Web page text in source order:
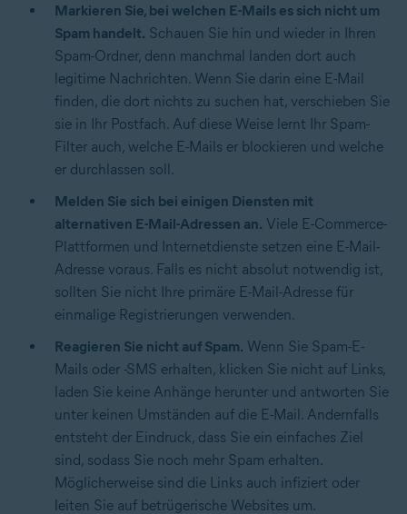
Markieren Sie, bei welchen E-Mails es sich nicht um
Spam handelt. Schauen Sie hin und wieder in Ihren
Spam-Ordner, denn manchmal landen dort auch
legitime Nachrichten. Wenn Sie darin eine E-Mail
finden, die dort nichts zu suchen hat, verschieben Sie
sie in Ihr Postfach. Auf diese Weise lernt Ihr Spam-
Filter auch, welche E-Mails er blockieren und welche
er durchlassen soll.
Melden Sie sich bei einigen Diensten mit
alternativen E-Mail-Adressen an. Viele E-Commerce-
Plattformen und Internetdienste setzen eine E-Mail-
Adresse voraus. Falls es nicht absolut notwendig ist,
sollten Sie nicht Ihre primäre E-Mail-Adresse für
einmalige Registrierungen verwenden.
Reagieren Sie nicht auf Spam. Wenn Sie Spam-E-
Mails oder -SMS erhalten, klicken Sie nicht auf Links,
laden Sie keine Anhänge herunter und antworten Sie
unter keinen Umständen auf die E-Mail. Andernfalls
entsteht der Eindruck, dass Sie ein einfaches Ziel
sind, sodass Sie noch mehr Spam erhalten.
Möglicherweise sind die Links auch infiziert oder
leiten Sie auf betrügerische Websites um.